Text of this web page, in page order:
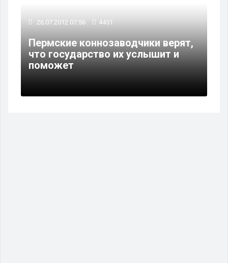
26.07.2012 07:56 4451
Пермские коннозаводчики верят,
что государство их услышит и
поможет